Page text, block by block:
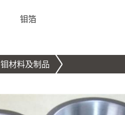
钼箔
钼材料及制品